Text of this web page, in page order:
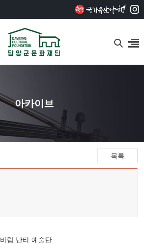
아카이브
목록
람 난타 예술단